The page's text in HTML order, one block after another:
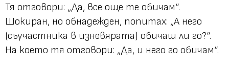
Тя отговори: „Да, все още те обичам“.
Шокиран, но обнадежден, попитах: „А него
(съучастника в изневярата) обичаш ли го?“.
На което тя отговори: „Да, и него го обичам“.